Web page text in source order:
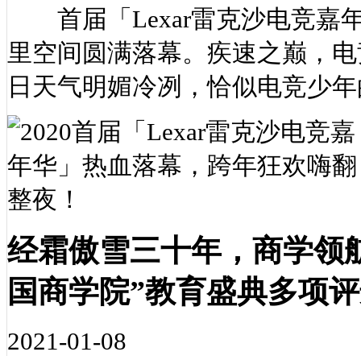
首届「Lexar雷克沙电竞嘉年
里空间圆满落幕。疾速之巅
日天气明媚冷冽，恰似电竞少
经霜傲雪三十年，商学领
国商学院”教育盛典多项
2021-01-08